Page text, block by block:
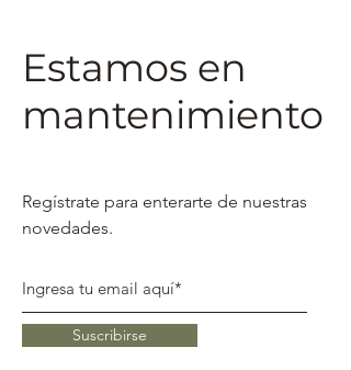
Estamos en
mantenimiento
Regístrate para enterarte de nuestras
novedades.
Suscribirse